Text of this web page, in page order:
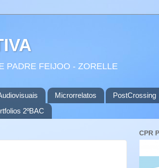
PADRE FEIJOO - ZORELLE
Microrrelatos PostCrossing
2ºBAC
CPR